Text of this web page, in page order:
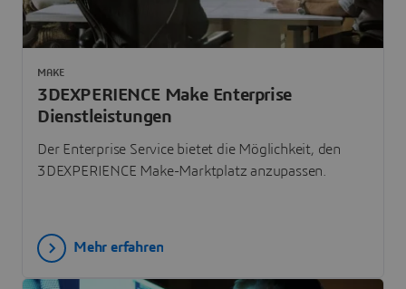
3DEXPERIENCE Make Enterprise
Dienstleistungen
Der Enterprise Service bietet die Möglichkeit, den
3DEXPERIENCE Make-Marktplatz anzupassen.
MAKE
Mehr erfahren